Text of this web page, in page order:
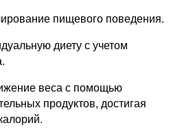
пищевого поведения.
диету с учетом
веса с помощью
продуктов, достигая